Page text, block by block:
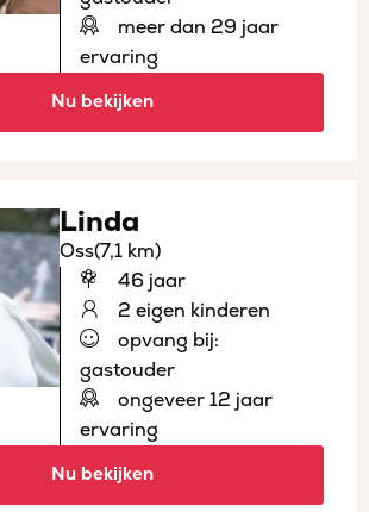
meer dan 29 jaar
ervaring
Nu bekijken
Linda
Oss(7,1 km)
46 jaar
2 eigen kinderen
opvang bij:
gastouder
ongeveer 12 jaar
ervaring
Nu bekijken